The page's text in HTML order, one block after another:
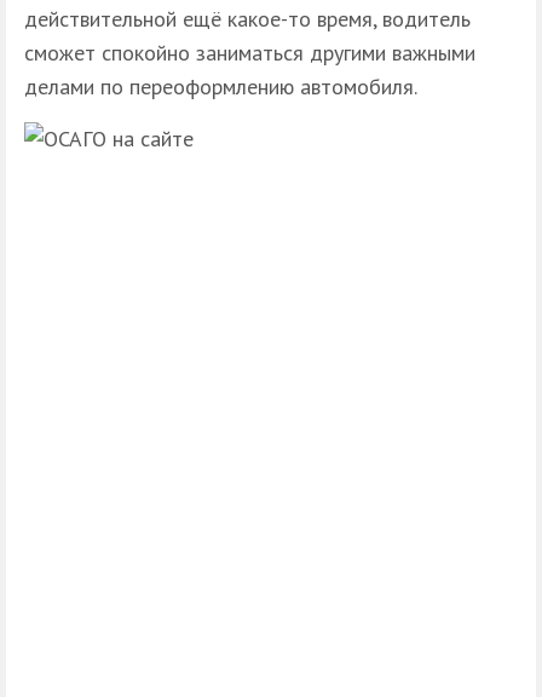
действительной ещё какое-то время, водитель
сможет спокойно заниматься другими важными
делами по переоформлению автомобиля.